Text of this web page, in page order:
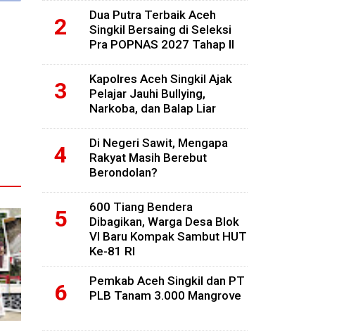
Dua Putra Terbaik Aceh
Singkil Bersaing di Seleksi
Pra POPNAS 2027 Tahap II
Kapolres Aceh Singkil Ajak
Pelajar Jauhi Bullying,
Narkoba, dan Balap Liar
Di Negeri Sawit, Mengapa
Rakyat Masih Berebut
Berondolan?
600 Tiang Bendera
Dibagikan, Warga Desa Blok
VI Baru Kompak Sambut HUT
Ke-81 RI
Pemkab Aceh Singkil dan PT
PLB Tanam 3.000 Mangrove